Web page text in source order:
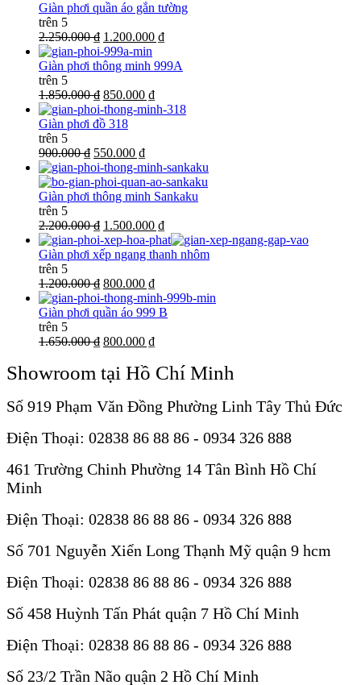
Giàn phơi quần áo gắn tường
trên 5
2.250.000 ₫ 1.200.000 ₫
Giàn phơi thông minh 999A
trên 5
1.850.000 ₫ 850.000 ₫
Giàn phơi đồ 318
trên 5
900.000 ₫ 550.000 ₫
Giàn phơi thông minh Sankaku
trên 5
2.200.000 ₫ 1.500.000 ₫
Giàn phơi xếp ngang thanh nhôm
trên 5
1.200.000 ₫ 800.000 ₫
Giàn phơi quần áo 999 B
trên 5
1.650.000 ₫ 800.000 ₫
Showroom tại Hồ Chí Minh
Số 919 Phạm Văn Đồng Phường Linh Tây Thủ Đức
Điện Thoại: 02838 86 88 86 - 0934 326 888
461 Trường Chinh Phường 14 Tân Bình Hồ Chí
Minh
Điện Thoại: 02838 86 88 86 - 0934 326 888
Số 701 Nguyễn Xiển Long Thạnh Mỹ quận 9 hcm
Điện Thoại: 02838 86 88 86 - 0934 326 888
Số 458 Huỳnh Tấn Phát quận 7 Hồ Chí Minh
Điện Thoại: 02838 86 88 86 - 0934 326 888
Số 23/2 Trần Não quận 2 Hồ Chí Minh